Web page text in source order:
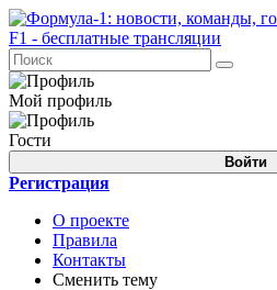
Мой профиль
Гости
Войти
Регистрация
О проекте
Правила
Контакты
Сменить тему